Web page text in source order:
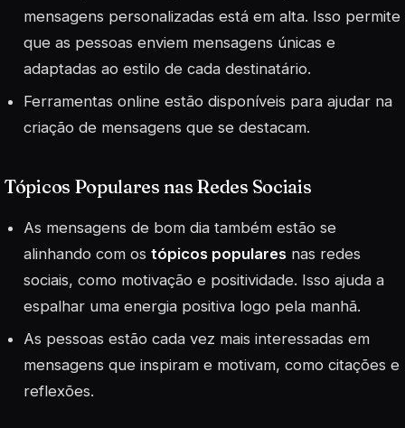
mensagens personalizadas está em alta. Isso permite
que as pessoas enviem mensagens únicas e
adaptadas ao estilo de cada destinatário.
Ferramentas online estão disponíveis para ajudar na
criação de mensagens que se destacam.
Tópicos Populares nas Redes Sociais
As mensagens de bom dia também estão se
alinhando com ostópicos populares nas redes
sociais, como motivação e positividade. Isso ajuda a
espalhar uma energia positiva logo pela manhã.
As pessoas estão cada vez mais interessadas em
mensagens que inspiram e motivam, como citações e
reflexões.